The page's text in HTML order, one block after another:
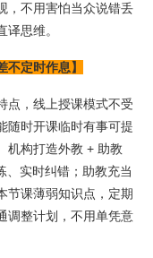
，不用害怕当众说错丢
思维。
不定时作息】
点，线上授课模式不受
随时开课临时有事可提
机构打造外教 + 助教
、实时纠错；助教充当
节课薄弱知识点，定期
调整计划，不用单凭意